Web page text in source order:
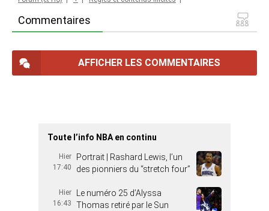
Commentaires
AFFICHER LES COMMENTAIRES
Toute l’info NBA en continu
Hier
17:40
Portrait | Rashard Lewis, l’un
des pionniers du “stretch four”
Hier
16:43
Le numéro 25 d’Alyssa
Thomas retiré par le Sun